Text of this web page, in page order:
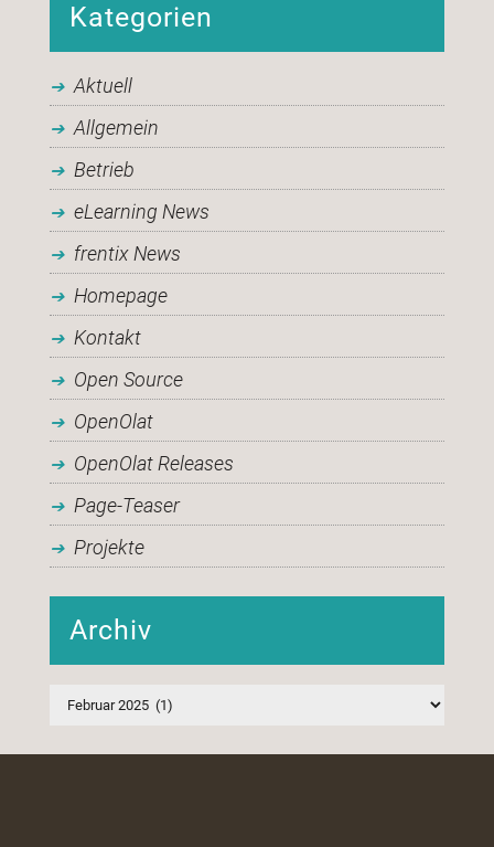
Kategorien
Aktuell
Allgemein
Betrieb
eLearning News
frentix News
Homepage
Kontakt
Open Source
OpenOlat
OpenOlat Releases
Page-Teaser
Projekte
Archiv
Archiv